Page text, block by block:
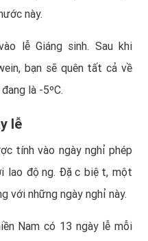
này.
lễ Giáng sinh. Sau khi
bạn sẽ quên tất cả về
là -5ºC.
lễ
tính vào ngày nghỉ phép
lao động. Đặc biệt, một
với những ngày nghỉ này.
Nam có 13 ngày lễ mỗi